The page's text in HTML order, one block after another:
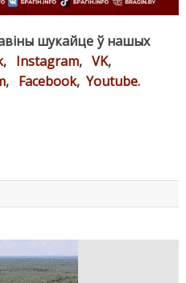
шукайце ў нашых
, Instagram, VK,
, Facebook, Youtube.